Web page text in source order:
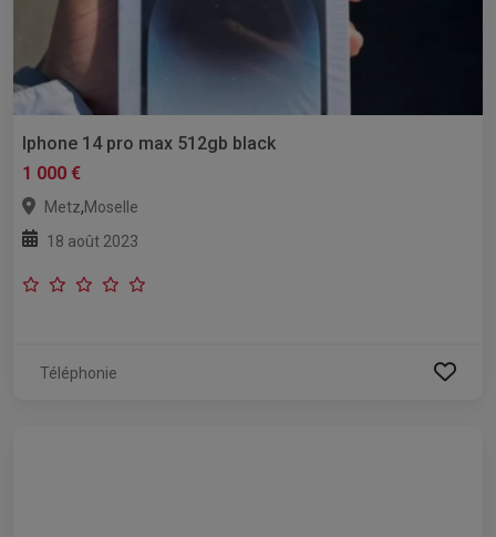
Iphone 14 pro max 512gb black
1 000 €
Metz,Moselle
18 août 2023
Téléphonie